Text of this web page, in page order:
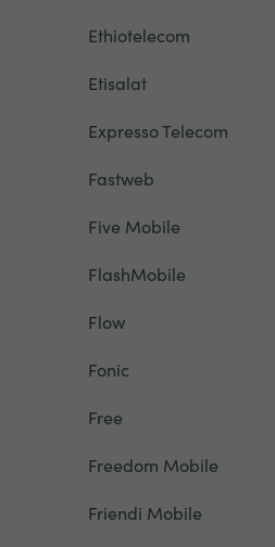
Ethiotelecom
Etisalat
Expresso Telecom
Fastweb
Five Mobile
FlashMobile
Flow
Fonic
Free
Freedom Mobile
Friendi Mobile